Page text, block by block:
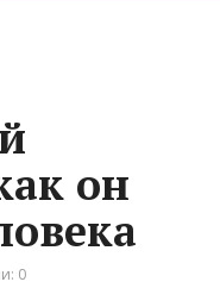
он
0